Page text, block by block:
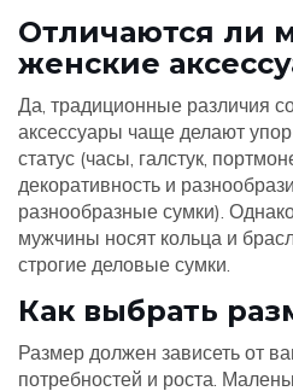
Отличаются ли
женские
Да, традиционные различия
аксессуары чаще делают
статус (часы, галстук,
декоративность и
разнообразные сумки).
мужчины носят кольца и
строгие деловые сумки.
Как выбрать
Размер должен зависеть от
потребностей и роста.